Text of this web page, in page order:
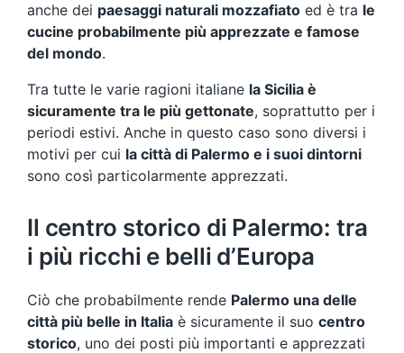
anche dei paesaggi naturali mozzafiato ed è tra le
cucine probabilmente più apprezzate e famose
del mondo.
Tra tutte le varie ragioni italiane la Sicilia è
sicuramente tra le più gettonate, soprattutto per i
periodi estivi. Anche in questo caso sono diversi i
motivi per cui la città di Palermo e i suoi dintorni
sono così particolarmente apprezzati.
Il centro storico di Palermo: tra
i più ricchi e belli d’Europa
Ciò che probabilmente rende Palermo una delle
città più belle in Italia è sicuramente il suo centro
storico, uno dei posti più importanti e apprezzati